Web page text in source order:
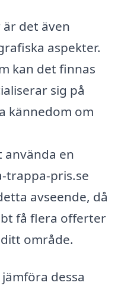
det även
aspekter.
kan det finnas
sig på
kännedom om
en
trappa-pris.se
avseende, då
få flera offerter
område.
dessa